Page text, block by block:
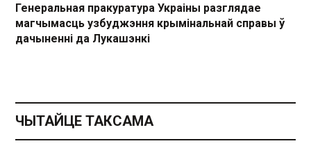
Генеральная пракуратура Украіны разглядае
магчымасць узбуджэння крымінальнай справы ў
дачыненні да Лукашэнкі
ЧЫТАЙЦЕ ТАКСАМА